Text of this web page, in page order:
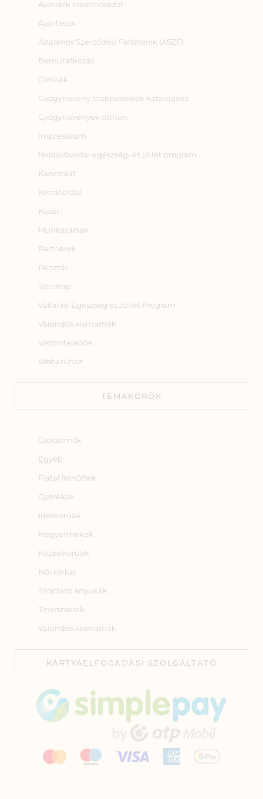
Ajándék köszönőoldal
Ajánlások
Általános Szerződési Feltételek (ÁSZF)
Bemutatkozás
Címkék
Gyógynövény teakeverékek katalógusa
Gyógynövények otthon
Impresszum
Iskolai/óvodai egészség‑ és jóllét program
Kapcsolat
Kezdőoldal
Kosár
Munkatársak
Partnerek
Pénztár
Sitemap
Vállalati Egészség és Jóllét Program
Várandós kismamák
Viszonteladók
Webáruház
TÉMAKÖRÖK
Csecsemők
Egyéb
Fiatal felnőttek
Gyerekek
Időskorúak
Kisgyermekek
Középkorúak
Női ciklus
Szoptató anyukák
Tinédzserek
Várandós kismamák
KÁRTYAELFOGADÁSI SZOLGÁLTATÓ